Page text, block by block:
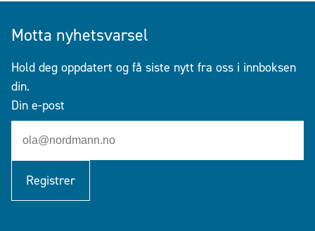
Motta nyhetsvarsel
Hold deg oppdatert og få siste nytt fra oss i innboksen
din.
Din e-post
Registrer